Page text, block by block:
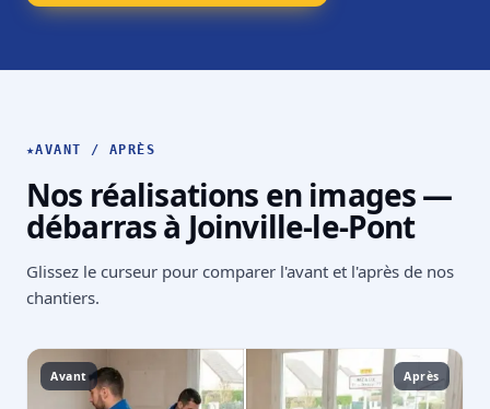
★AVANT / APRÈS
Nos réalisations en images —
débarras à Joinville-le-Pont
Glissez le curseur pour comparer l'avant et l'après de nos
chantiers.
Avant Après